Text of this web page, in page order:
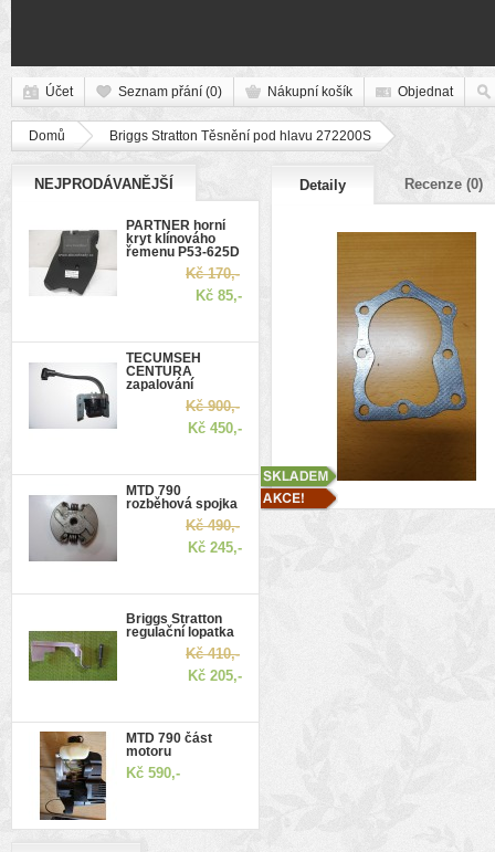
Účet Seznam přání (0) Nákupní košík Objednat
Domů Briggs Stratton Těsnění pod hlavu 272200S
NEJPRODÁVANĚJŠÍ
PARTNER horní
kryt klínováho
řemenu P53-625D
Kč 170,-
Kč 85,-
TECUMSEH
CENTURA
zapalování
Kč 900,-
Kč 450,-
MTD 790
rozběhová spojka
Kč 490,-
Kč 245,-
Briggs Stratton
regulační lopatka
Kč 410,-
Kč 205,-
MTD 790 část
motoru
Kč 590,-
Detaily Recenze (0)